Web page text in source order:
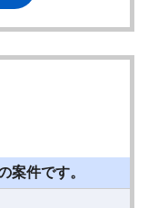
案件です。